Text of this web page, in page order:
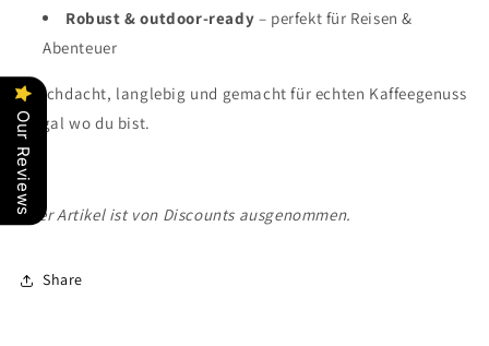
Robust & outdoor-ready – perfekt für Reisen &
Abenteuer
Durchdacht, langlebig und gemacht für echten Kaffeegenuss
– egal wo du bist.
*Der Artikel ist von Discounts ausgenommen.
Share
Our Reviews